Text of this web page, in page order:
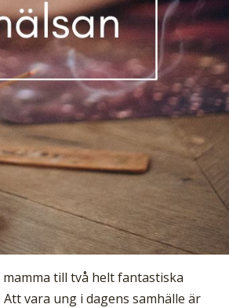
till två helt fantastiska
vara ung i dagens samhälle är